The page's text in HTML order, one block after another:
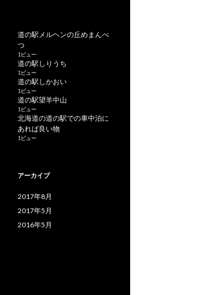
道の駅メルヘンの丘めまんべ
つ
1ビュー
道の駅しりうち
1ビュー
道の駅しかおい
1ビュー
道の駅望羊中山
1ビュー
北海道の道の駅での車中泊に
あれば良い物
1ビュー
アーカイブ
2017年8月
2017年5月
2016年5月